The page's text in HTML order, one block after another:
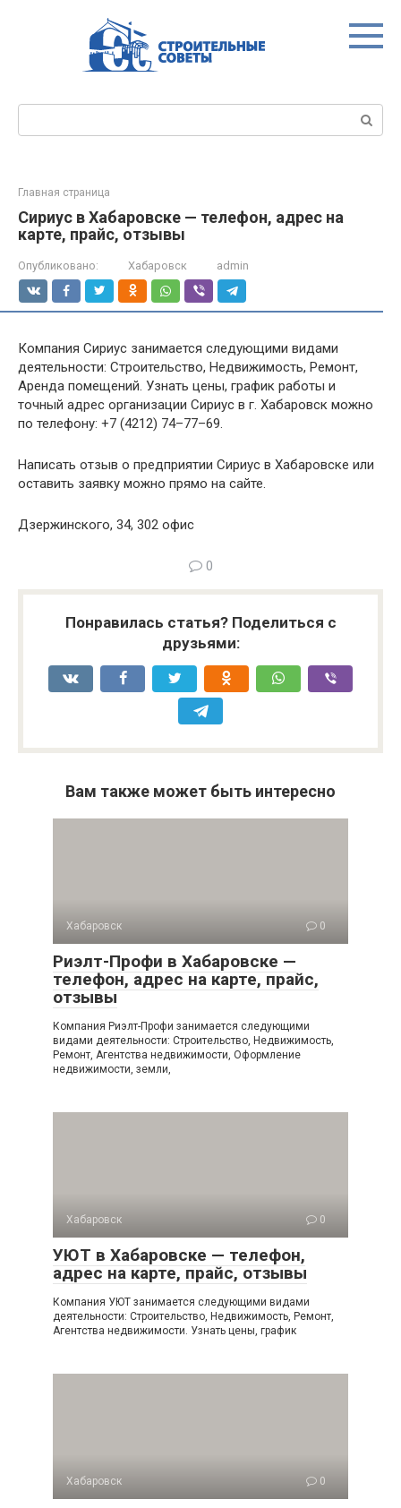
Главная страница
Сириус в Хабаровске — телефон, адрес на
карте, прайс, отзывы
Опубликовано: Хабаровск admin
Компания Сириус занимается следующими видами
деятельности: Строительство, Недвижимость, Ремонт,
Аренда помещений. Узнать цены, график работы и
точный адрес организации Сириус в г. Хабаровск можно
по телефону: +7 (4212) 74–77–69.
Написать отзыв о предприятии Сириус в Хабаровске или
оставить заявку можно прямо на сайте.
Дзержинского, 34, 302 офис
0
Понравилась статья? Поделиться с
друзьями:
Вам также может быть интересно
Хабаровск 0
Риэлт-Профи в Хабаровске —
телефон, адрес на карте, прайс,
отзывы
Компания Риэлт-Профи занимается следующими
видами деятельности: Строительство, Недвижимость,
Ремонт, Агентства недвижимости, Оформление
недвижимости, земли,
Хабаровск 0
УЮТ в Хабаровске — телефон,
адрес на карте, прайс, отзывы
Компания УЮТ занимается следующими видами
деятельности: Строительство, Недвижимость, Ремонт,
Агентства недвижимости. Узнать цены, график
Хабаровск 0